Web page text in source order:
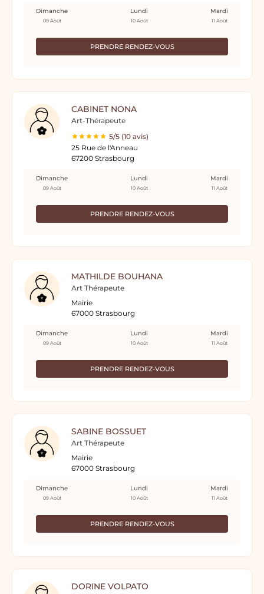
PRENDRE RENDEZ-VOUS
Dimanche
09 Août
Lundi
10 Août
Mardi
11 Août
CABINET NONA
Art-Thérapeute
5/5 (10 avis)
25 Rue de l'Anneau
67200 Strasbourg
PRENDRE RENDEZ-VOUS
Dimanche
09 Août
Lundi
10 Août
Mardi
11 Août
MATHILDE BOUHANA
Art Thérapeute
Mairie
67000 Strasbourg
PRENDRE RENDEZ-VOUS
Dimanche
09 Août
Lundi
10 Août
Mardi
11 Août
SABINE BOSSUET
Art Thérapeute
Mairie
67000 Strasbourg
PRENDRE RENDEZ-VOUS
Dimanche
09 Août
Lundi
10 Août
Mardi
11 Août
DORINE VOLPATO